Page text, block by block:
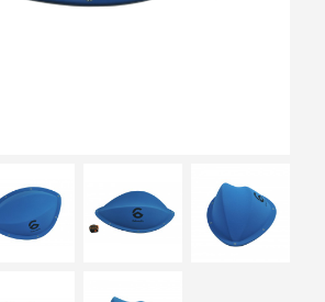
search